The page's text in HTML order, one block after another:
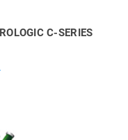
C-SERIES